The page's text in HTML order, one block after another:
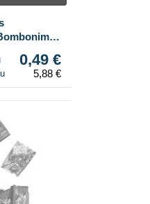
0,49 €
5,88 €